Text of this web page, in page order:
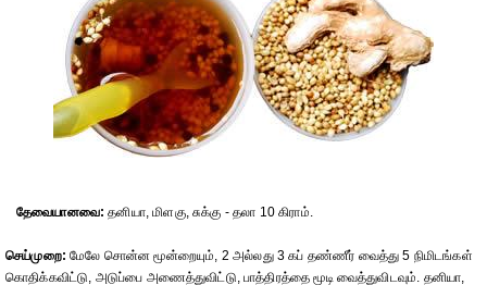
தேவையானவை: தனியா, மிளகு, சுக்கு - தலா 10 கிராம்.
செய்முறை: மேலே சொன்ன மூன்றையும், 2 அல்லது 3 கப் தண்ணீர் வைத்து 5 நிமிடங்கள்
கொதிக்கவிட்டு, அடுப்பை அணைத்துவிட்டு, பாத்திரத்தை மூடி வைத்துவிடவும். தனியா,